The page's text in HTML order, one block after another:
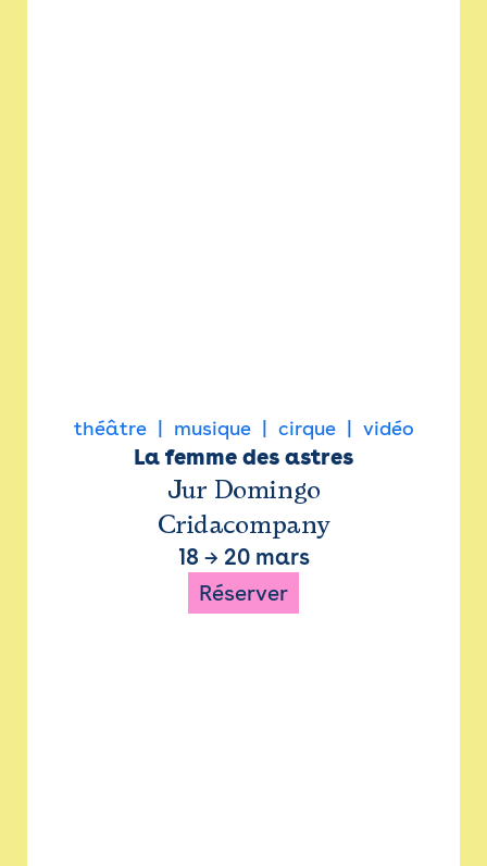
théâtre musique cirque vidéo
La femme des astres
Jur Domingo
Cridacompany
18 → 20 mars
Réserver